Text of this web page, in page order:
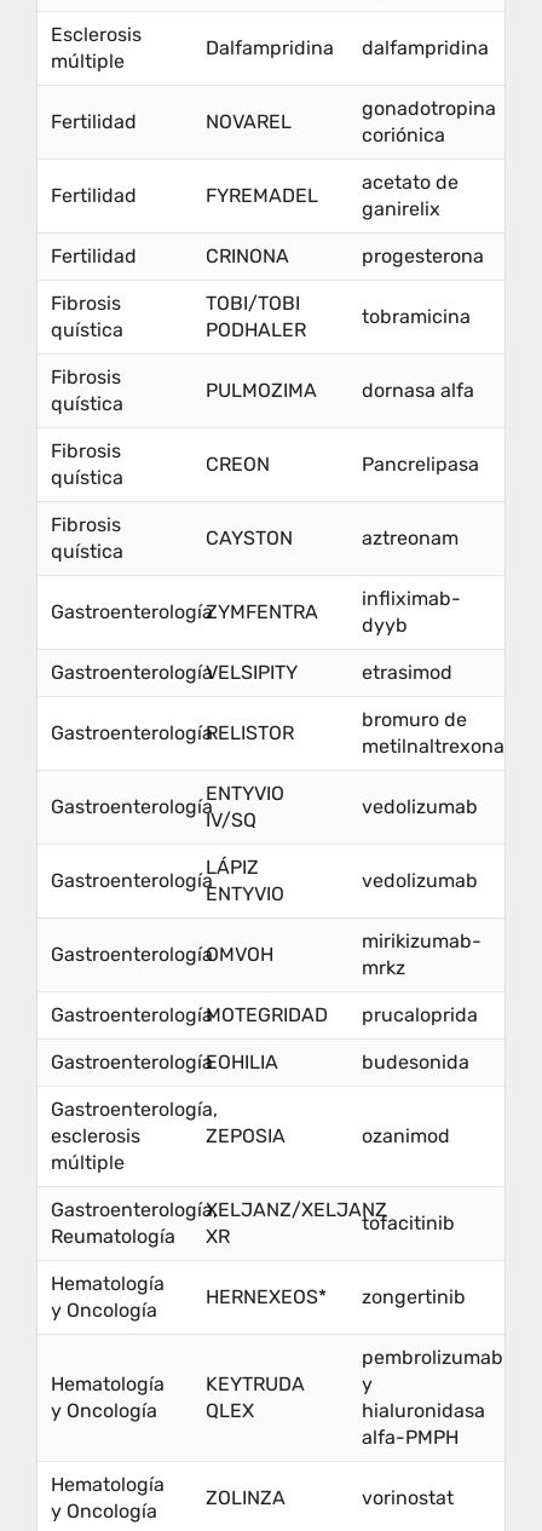
Esclerosis
múltiple
Dalfampridina dalfampridina
Fertilidad NOVAREL
gonadotropina
coriónica
Fertilidad FYREMADEL
acetato de
ganirelix
Fertilidad CRINONA progesterona
Fibrosis
quística
TOBI/TOBI
PODHALER
tobramicina
Fibrosis
quística
PULMOZIMA dornasa alfa
Fibrosis
quística
CREON Pancrelipasa
Fibrosis
quística
CAYSTON aztreonam
GastroenterologíaZYMFENTRA
infliximab-
dyyb
GastroenterologíaVELSIPITY etrasimod
GastroenterologíaRELISTOR
bromuro de
metilnaltrexona
Gastroenterología
ENTYVIO
IV/SQ
vedolizumab
Gastroenterología
LÁPIZ
ENTYVIO
vedolizumab
GastroenterologíaOMVOH
mirikizumab-
mrkz
GastroenterologíaMOTEGRIDAD prucaloprida
GastroenterologíaEOHILIA budesonida
Gastroenterología,
esclerosis
múltiple
ZEPOSIA ozanimod
Gastroenterología,
Reumatología
XELJANZ/XELJANZ
XR
tofacitinib
Hematología
y Oncología
HERNEXEOS* zongertinib
Hematología
y Oncología
KEYTRUDA
QLEX
pembrolizumab
y
hialuronidasa
alfa-PMPH
Hematología
y Oncología
ZOLINZA vorinostat